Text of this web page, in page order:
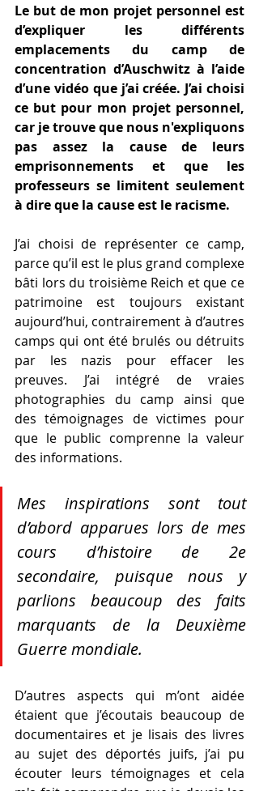
Le but de mon projet personnel est
d’expliquer les différents
emplacements du camp de
concentration d’Auschwitz à l’aide
d’une vidéo que j’ai créée. J’ai choisi
ce but pour mon projet personnel,
car je trouve que nous n'expliquons
pas assez la cause de leurs
emprisonnements et que les
professeurs se limitent seulement
à dire que la cause est le racisme.
J’ai choisi de représenter ce camp,
parce qu’il est le plus grand complexe
bâti lors du troisième Reich et que ce
patrimoine est toujours existant
aujourd’hui, contrairement à d’autres
camps qui ont été brulés ou détruits
par les nazis pour effacer les
preuves. J’ai intégré de vraies
photographies du camp ainsi que
des témoignages de victimes pour
que le public comprenne la valeur
des informations.
Mes inspirations sont tout
d’abord apparues lors de mes
cours d’histoire de 2e
secondaire, puisque nous y
parlions beaucoup des faits
marquants de la Deuxième
Guerre mondiale.
D’autres aspects qui m’ont aidée
étaient que j’écoutais beaucoup de
documentaires et je lisais des livres
au sujet des déportés juifs, j’ai pu
écouter leurs témoignages et cela